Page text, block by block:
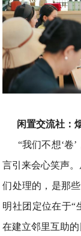
闲置交流社：
“我们不想‘卷
言引来会心笑声
们处理的，是那
明社团定位在于“
在建立邻里互助的